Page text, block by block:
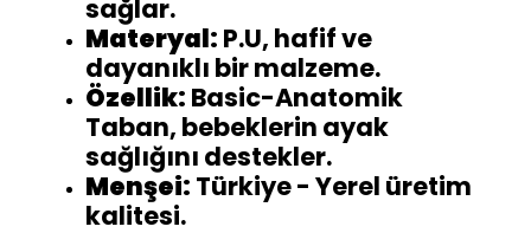
sağlar.
Materyal: P.U, hafif ve
dayanıklı bir malzeme.
Özellik: Basic-Anatomik
Taban, bebeklerin ayak
sağlığını destekler.
Menşei: Türkiye - Yerel üretim
kalitesi.